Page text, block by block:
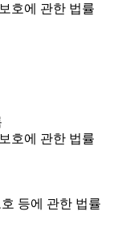
호에 관한 법률
호에 관한 법률
등에 관한 법률